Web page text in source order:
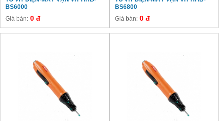
BS6000
Giá bán: 0 đ
BS6800
Giá bán:0 đ